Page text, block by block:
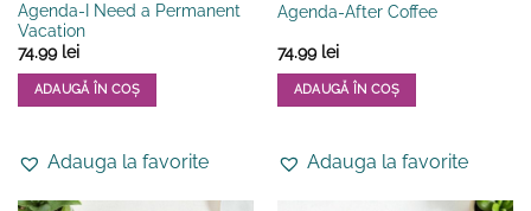
Agenda-I Need a Permanent
Vacation
74.99 lei
ADAUGĂ ÎN COȘ
Adauga la favorite
Agenda-After Coffee
74.99 lei
ADAUGĂ ÎN COȘ
Adauga la favorite